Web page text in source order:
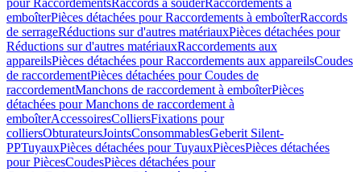
pour RaccordementsRaccords à souderRaccordements à
emboîterPièces détachées pour Raccordements à emboîterRaccords
de serrageRéductions sur d'autres matériauxPièces détachées pour
Réductions sur d'autres matériauxRaccordements aux
appareilsPièces détachées pour Raccordements aux appareilsCoudes
de raccordementPièces détachées pour Coudes de
raccordementManchons de raccordement à emboîterPièces
détachées pour Manchons de raccordement à
emboîterAccessoiresColliersFixations pour
colliersObturateursJointsConsommablesGeberit Silent-
PPTuyauxPièces détachées pour TuyauxPiècesPièces détachées
pour PiècesCoudesPièces détachées pour